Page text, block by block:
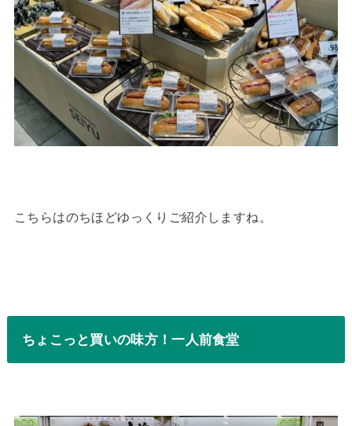
こちらはのちほどゆっくりご紹介しますね。
ちょこっと買いの味方！一人前食堂